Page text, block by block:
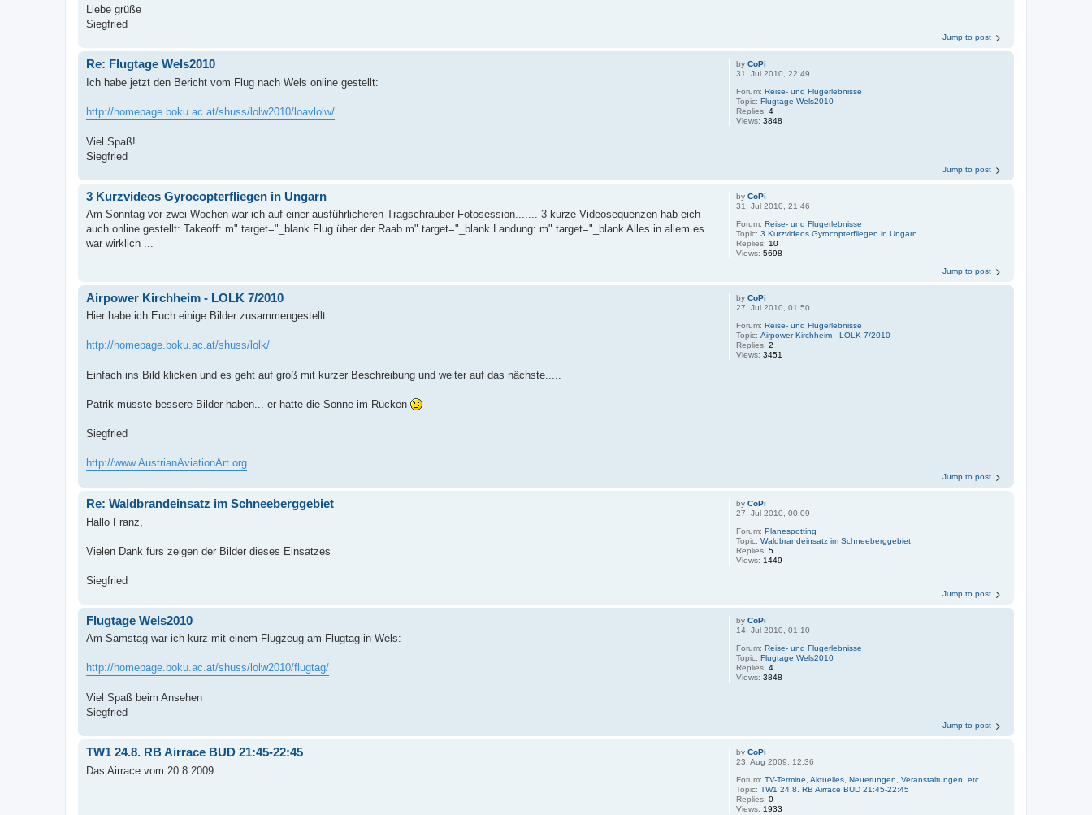
Liebe grüße
Siegfried
Jump to post
byCoPi
31. Jul 2010, 22:49
Forum: Reise- und Flugerlebnisse
Topic: Flugtage Wels2010
Replies:4
Views:3848
Re: Flugtage Wels2010
Ich habe jetzt den Bericht vom Flug nach Wels online gestellt:
http://homepage.boku.ac.at/shuss/lolw2010/loavlolw/
Viel Spaß!
Siegfried
Jump to post
byCoPi
31. Jul 2010, 21:46
Forum:Reise- und Flugerlebnisse
Topic:3 Kurzvideos Gyrocopterfliegen in Ungarn
Replies: 10
Views:5698
3 Kurzvideos Gyrocopterfliegen in Ungarn
Am Sonntag vor zwei Wochen war ich auf einer ausführlicheren Tragschrauber Fotosession....... 3 kurze Videosequenzen hab eich
auch online gestellt: Takeoff: m" target="_blank Flug über der Raab m" target="_blank Landung: m" target="_blank Alles in allem es
war wirklich ...
Jump to post
byCoPi
27. Jul 2010, 01:50
Forum:Reise- und Flugerlebnisse
Topic:Airpower Kirchheim - LOLK 7/2010
Replies:2
Views:3451
Airpower Kirchheim - LOLK 7/2010
Hier habe ich Euch einige Bilder zusammengestellt:
http://homepage.boku.ac.at/shuss/lolk/
Einfach ins Bild klicken und es geht auf groß mit kurzer Beschreibung und weiter auf das nächste.....
Patrik müsste bessere Bilder haben... er hatte die Sonne im Rücken
Siegfried
--
http://www.AustrianAviationArt.org
Jump to post
byCoPi
27. Jul 2010, 00:09
Forum: Planespotting
Topic:Waldbrandeinsatz im Schneeberggebiet
Replies:5
Views:1449
Re: Waldbrandeinsatz im Schneeberggebiet
Hallo Franz,
Vielen Dank fürs zeigen der Bilder dieses Einsatzes
Siegfried
Jump to post
byCoPi
14. Jul 2010, 01:10
Forum:Reise- und Flugerlebnisse
Topic:Flugtage Wels2010
Replies:4
Views:3848
Flugtage Wels2010
Am Samstag war ich kurz mit einem Flugzeug am Flugtag in Wels:
http://homepage.boku.ac.at/shuss/lolw2010/flugtag/
Viel Spaß beim Ansehen
Siegfried
Jump to post
byCoPi
23. Aug 2009, 12:36
Forum:TV-Termine, Aktuelles, Neuerungen, Veranstaltungen, etc ...
Topic:TW1 24.8. RB Airrace BUD 21:45-22:45
Replies:0
Views:1933
TW1 24.8. RB Airrace BUD 21:45-22:45
Das Airrace vom 20.8.2009